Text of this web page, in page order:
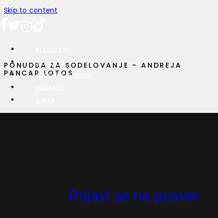
Skip to content
STORITVE
PODCAST & SHOW
Prijavi se na posvet
PONUDBA ZA SODELOVANJE – ANDREJA
PANCAR LOTOS
Naredimo VSE!, da